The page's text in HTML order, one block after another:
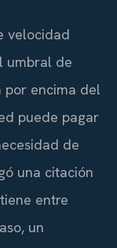
velocidad
umbral de
por encima del
puede pagar
de
una citación
entre
un